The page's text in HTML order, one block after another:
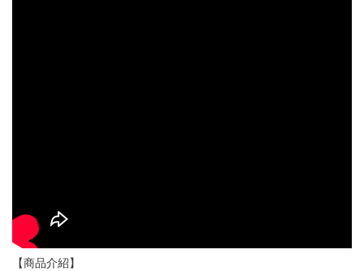
【商品介紹】